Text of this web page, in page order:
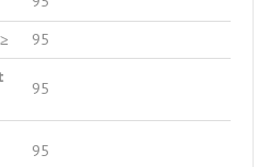
95
95
95